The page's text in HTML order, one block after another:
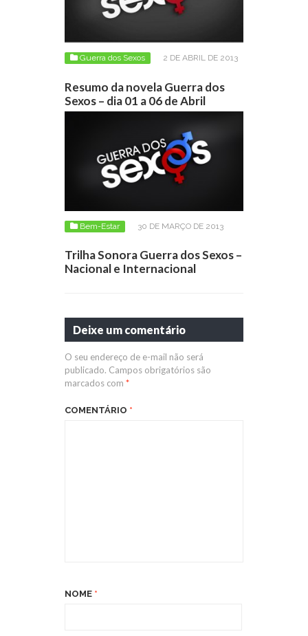
Guerra dos Sexos 2 DE ABRIL DE 2013
Resumo da novela Guerra dos
Sexos – dia 01 a 06 de Abril
Bem-Estar 30 DE MARÇO DE 2013
Trilha Sonora Guerra dos Sexos –
Nacional e Internacional
Deixe um comentário
O seu endereço de e-mail não será
publicado. Campos obrigatórios são
marcados com *
COMENTÁRIO *
NOME *